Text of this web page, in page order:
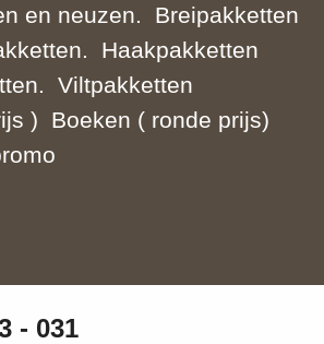
en neuzen.
Breipakketten
Haakpakketten
Viltpakketten
)
Boeken ( ronde prijs)
- 031